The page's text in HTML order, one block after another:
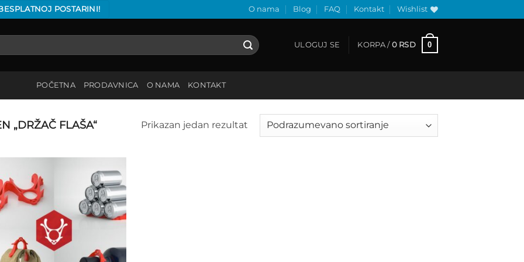
POSTARINI! O nama Blog FAQ Kontakt Wishlist
ULOGUJ SE KORPA / 0 RSD 0
POČETNA PRODAVNICA O NAMA KONTAKT
„DRŽAČ FLAŠA“ Prikazan jedan rezultat
Add to
wishlist